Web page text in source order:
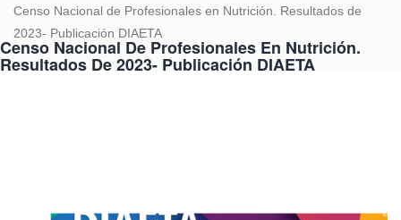
Censo Nacional De Profesionales En Nutrición.
Resultados De 2023- Publicación DIAETA
Censo Nacional de Profesionales en Nutrición. Resultados de
2023- Publicación DIAETA